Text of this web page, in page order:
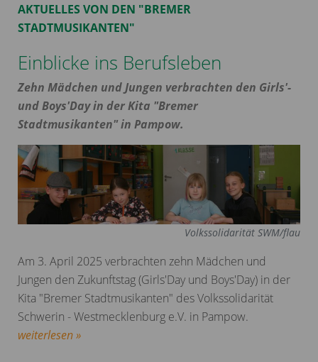
AKTUELLES VON DEN "BREMER
STADTMUSIKANTEN"
Einblicke ins Berufsleben
Zehn Mädchen und Jungen verbrachten den Girls'-
und Boys'Day in der Kita "Bremer
Stadtmusikanten" in Pampow.
Volkssolidarität SWM/flau
Am 3. April 2025 verbrachten zehn Mädchen und
Jungen den Zukunftstag (Girls'Day und Boys'Day) in der
Kita "Bremer Stadtmusikanten" des Volkssolidarität
Schwerin - Westmecklenburg e.V. in Pampow.
weiterlesen »